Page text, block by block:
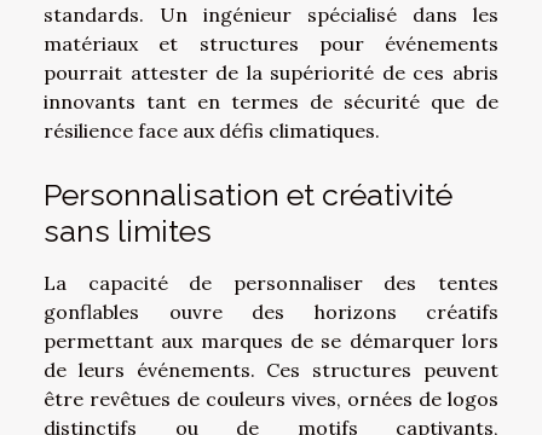
standards. Un ingénieur spécialisé dans les
matériaux et structures pour événements
pourrait attester de la supériorité de ces abris
innovants tant en termes de sécurité que de
résilience face aux défis climatiques.
Personnalisation et créativité
sans limites
La capacité de personnaliser des tentes
gonflables ouvre des horizons créatifs
permettant aux marques de se démarquer lors
de leurs événements. Ces structures peuvent
être revêtues de couleurs vives, ornées de logos
distinctifs ou de motifs captivants,